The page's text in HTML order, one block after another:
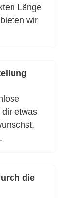
Länge
wir
dir etwas
die